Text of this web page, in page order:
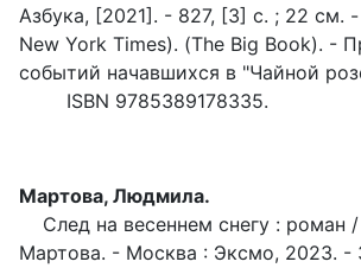
Азбука, [2021]. - 827, [3] с. ; 22 см.
New York Times). (The Big Book). -
событий начавшихся в "Чайной
ISBN 9785389178335.
Мартова, Людмила.
След на весеннем снегу : роман
Мартова. - Москва : Эксмо, 2023. -